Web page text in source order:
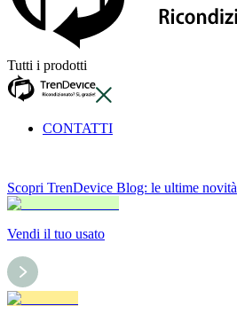
Tutti i prodotti
CONTATTI
Scopri TrenDevice Blog: le ultime novità
Vendi il tuo usato